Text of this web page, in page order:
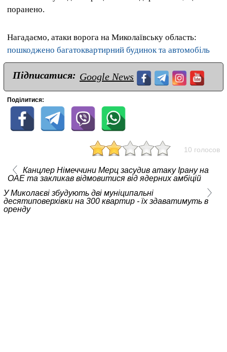
поранено.
Нагадаємо, атаки ворога на Миколаївську область:
пошкоджено багатоквартирний будинок та автомобіль
Підписатися: Google News
Поділитися:
10 голосов
Канцлер Німеччини Мерц засудив атаку Ірану на
ОАЕ та закликав відмовитися від ядерних амбіцій
У Миколаєві збудують дві муніципальні
десятиповерхівки на 300 квартир - їх здаватимуть в
оренду